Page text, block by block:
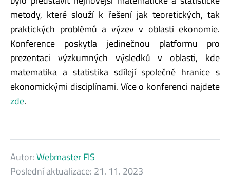
metody, které slouží k řešení jak teoretických, tak
praktických problémů a výzev v oblasti ekonomie.
Konference poskytla jedinečnou platformu pro
prezentaci výzkumných výsledků v oblasti, kde
matematika a statistika sdílejí společné hranice s
ekonomickými disciplínami. Více o konferenci najdete
zde.
Autor:Webmaster FIS
Poslední aktualizace: 21. 11. 2023